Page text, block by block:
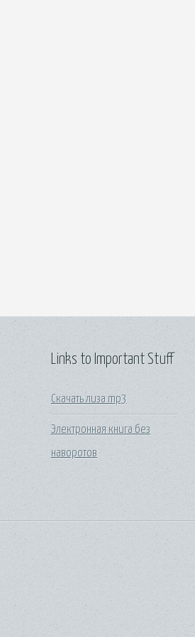
Links to Important Stuff
Скачать лиза mp3
Электронная книга без
наворотов